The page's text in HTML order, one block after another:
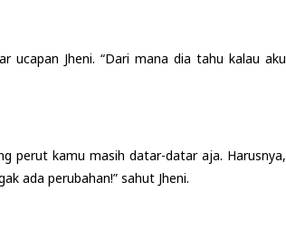
ucapan Jheni. “Dari mana dia tahu kalau aku
perut kamu masih datar-datar aja. Harusnya,
ada perubahan!” sahut Jheni.